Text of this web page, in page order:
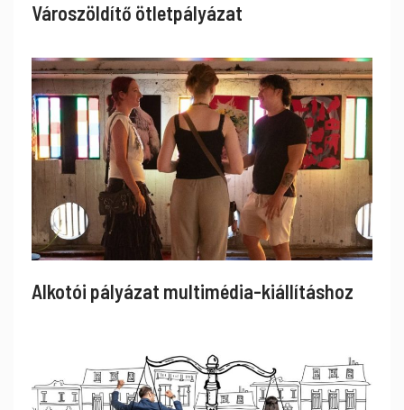
Városzöldítő ötletpályázat
Alkotói pályázat multimédia-kiállításhoz